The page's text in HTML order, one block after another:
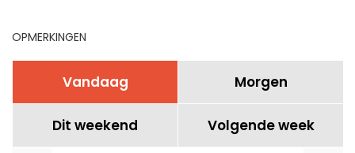
OPMERKINGEN
Vandaag Morgen
Dit weekend Volgende week